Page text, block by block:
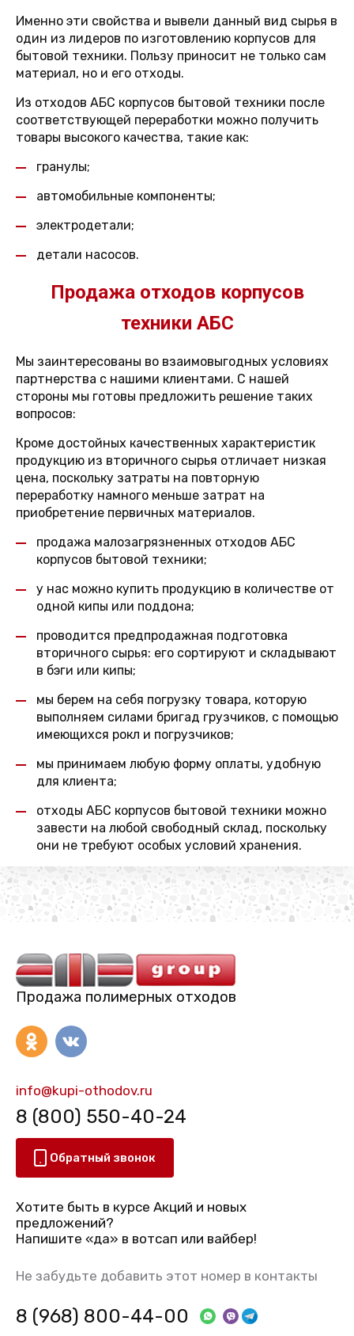
Именно эти свойства и вывели данный вид сырья в
один из лидеров по изготовлению корпусов для
бытовой техники. Пользу приносит не только сам
материал, но и его отходы.
Из отходов АБС корпусов бытовой техники после
соответствующей переработки можно получить
товары высокого качества, такие как:
гранулы;
автомобильные компоненты;
электродетали;
детали насосов.
Продажа отходов корпусов
техники АБС
Мы заинтересованы во взаимовыгодных условиях
партнерства с нашими клиентами. С нашей
стороны мы готовы предложить решение таких
вопросов:
Кроме достойных качественных характеристик
продукцию из вторичного сырья отличает низкая
цена, поскольку затраты на повторную
переработку намного меньше затрат на
приобретение первичных материалов.
продажа малозагрязненных отходов АБС
корпусов бытовой техники;
у нас можно купить продукцию в количестве от
одной кипы или поддона;
проводится предпродажная подготовка
вторичного сырья: его сортируют и складывают
в бэги или кипы;
мы берем на себя погрузку товара, которую
выполняем силами бригад грузчиков, с помощью
имеющихся рокл и погрузчиков;
мы принимаем любую форму оплаты, удобную
для клиента;
отходы АБС корпусов бытовой техники можно
завести на любой свободный склад, поскольку
они не требуют особых условий хранения.
Продажа полимерных отходов
info@kupi-othodov.ru
8 (800) 550-40-24
Обратный звонок
Хотите быть в курсе Акций и новых
предложений?
Напишите «да» в вотсап или вайбер!
Не забудьте добавить этот номер в контакты
8 (968) 800-44-00